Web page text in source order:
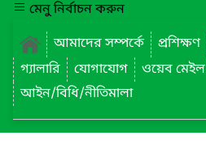
মেনু নির্বাচন করুন
আমাদের সম্পর্কে
প্রশিক্ষণ
গ্যালারি
যোগাযোগ ওয়েব মেইল
আইন/বিধি/নীতিমালা